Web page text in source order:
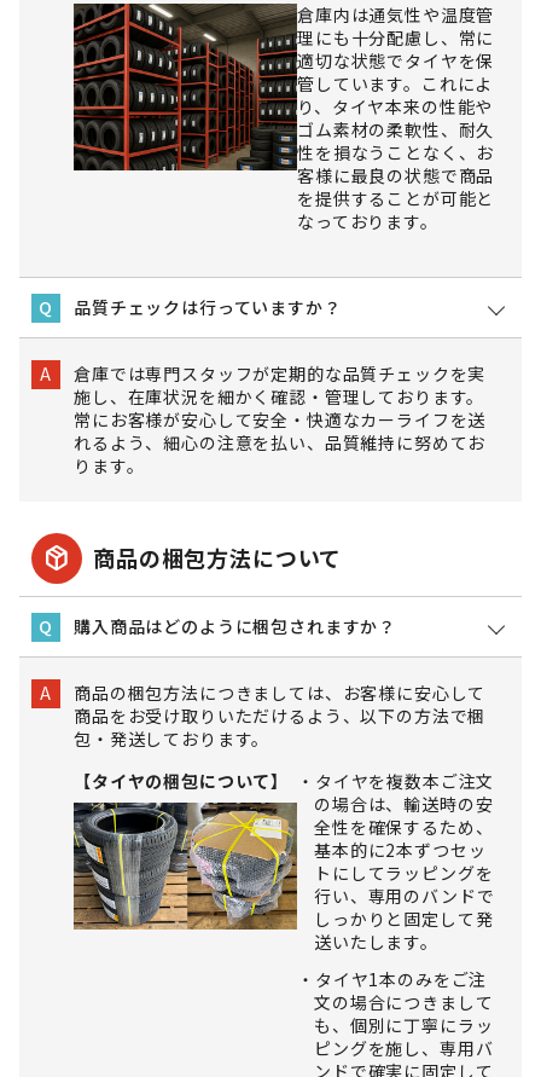
倉庫内は通気性や温度管
理にも十分配慮し、常に
適切な状態でタイヤを保
管しています。これによ
り、タイヤ本来の性能や
ゴム素材の柔軟性、耐久
性を損なうことなく、お
客様に最良の状態で商品
を提供することが可能と
なっております。
Q 品質チェックは行っていますか？
A
倉庫では専門スタッフが定期的な品質チェックを実
施し、在庫状況を細かく確認・管理しております。
常にお客様が安心して安全・快適なカーライフを送
れるよう、細心の注意を払い、品質維持に努めてお
ります。
package_2 商品の梱包方法について
Q 購入商品はどのように梱包されますか？
A
商品の梱包方法につきましては、お客様に安心して
商品をお受け取りいただけるよう、以下の方法で梱
包・発送しております。
【タイヤの梱包について】
タイヤを複数本ご注文
の場合は、輸送時の安
全性を確保するため、
基本的に2本ずつセッ
トにしてラッピングを
行い、専用のバンドで
しっかりと固定して発
送いたします。
タイヤ1本のみをご注
文の場合につきまして
も、個別に丁寧にラッ
ピングを施し、専用バ
ンドで確実に固定して